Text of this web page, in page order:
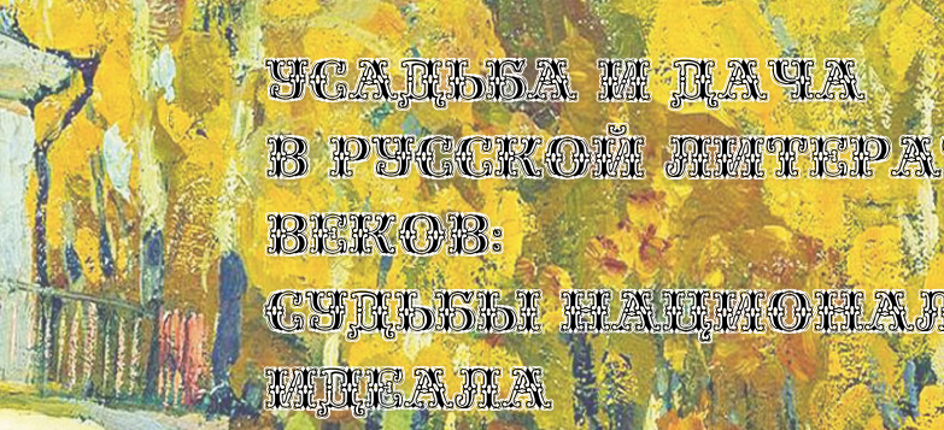
УСАДЬБА И ДАЧА
В РУССКОЙ
ВЕКОВ:
СУДЬБЫ
ИДЕАЛА